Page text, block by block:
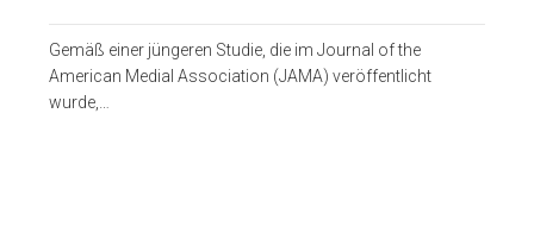
Gemäß einer jüngeren Studie, die im Journal of the
American Medial Association (JAMA) veröffentlicht
wurde,…